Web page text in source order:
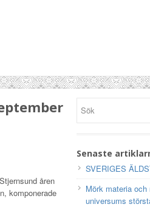
åren
komponerade
Senaste
SVERIGES
Mörk materia
universums